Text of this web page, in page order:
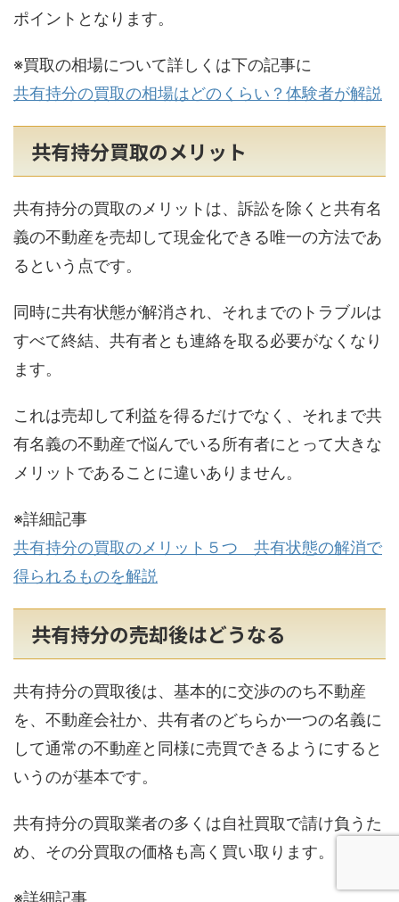
ポイントとなります。
※買取の相場について詳しくは下の記事に
共有持分の買取の相場はどのくらい？体験者が解説
共有持分買取のメリット
共有持分の買取のメリットは、訴訟を除くと共有名
義の不動産を売却して現金化できる唯一の方法であ
るという点です。
同時に共有状態が解消され、それまでのトラブルは
すべて終結、共有者とも連絡を取る必要がなくなり
ます。
これは売却して利益を得るだけでなく、それまで共
有名義の不動産で悩んでいる所有者にとって大きな
メリットであることに違いありません。
※詳細記事
共有持分の買取のメリット５つ 共有状態の解消で
得られるものを解説
共有持分の売却後はどうなる
共有持分の買取後は、基本的に交渉ののち不動産
を、不動産会社か、共有者のどちらか一つの名義に
して通常の不動産と同様に売買できるようにすると
いうのが基本です。
共有持分の買取業者の多くは自社買取で請け負うた
め、その分買取の価格も高く買い取ります。
※詳細記事